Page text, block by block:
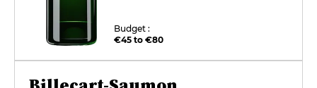
Budget :
€45 to €80